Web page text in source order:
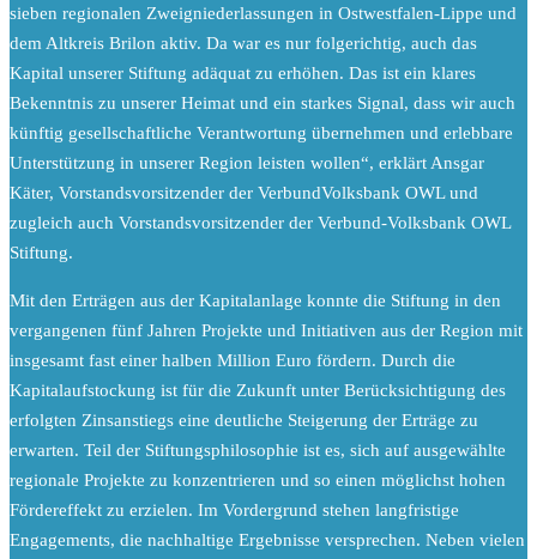
sieben regionalen Zweigniederlassungen in Ostwestfalen-Lippe und
dem Altkreis Brilon aktiv. Da war es nur folgerichtig, auch das
Kapital unserer Stiftung adäquat zu erhöhen. Das ist ein klares
Bekenntnis zu unserer Heimat und ein starkes Signal, dass wir auch
künftig gesellschaftliche Verantwortung übernehmen und erlebbare
Unterstützung in unserer Region leisten wollen“, erklärt Ansgar
Käter, Vorstandsvorsitzender der VerbundVolksbank OWL und
zugleich auch Vorstandsvorsitzender der Verbund-Volksbank OWL
Stiftung.
Mit den Erträgen aus der Kapitalanlage konnte die Stiftung in den
vergangenen fünf Jahren Projekte und Initiativen aus der Region mit
insgesamt fast einer halben Million Euro fördern. Durch die
Kapitalaufstockung ist für die Zukunft unter Berücksichtigung des
erfolgten Zinsanstiegs eine deutliche Steigerung der Erträge zu
erwarten. Teil der Stiftungsphilosophie ist es, sich auf ausgewählte
regionale Projekte zu konzentrieren und so einen möglichst hohen
Fördereffekt zu erzielen. Im Vordergrund stehen langfristige
Engagements, die nachhaltige Ergebnisse versprechen. Neben vielen